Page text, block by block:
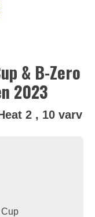
& B-Zero
2023
2 , 10 varv